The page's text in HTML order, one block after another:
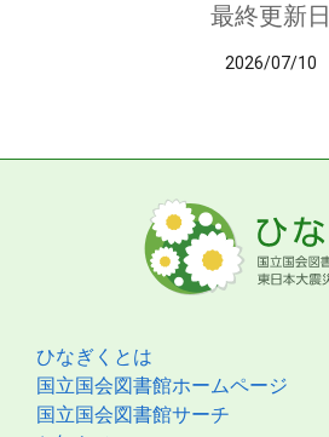
最終更新日
2026/07/10
ひなぎくとは
国立国会図書館ホームページ
国立国会図書館サーチ